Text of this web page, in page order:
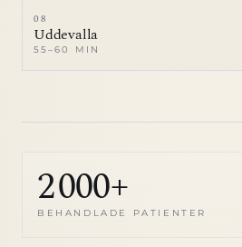
08
Uddevalla
55–60 MIN
2 000+
BEHANDLADE PATIENTER